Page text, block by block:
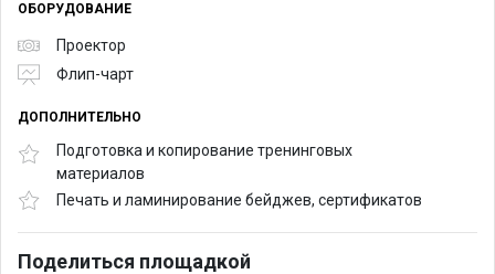
ОБОРУДОВАНИЕ
Проектор
Флип-чарт
ДОПОЛНИТЕЛЬНО
Подготовка и копирование тренинговых
материалов
Печать и ламинирование бейджев, сертификатов
Поделиться площадкой